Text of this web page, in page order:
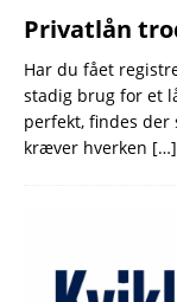
Privatlån
Har du fået
stadig brug for et
perfekt, findes der
kræver hverken […]